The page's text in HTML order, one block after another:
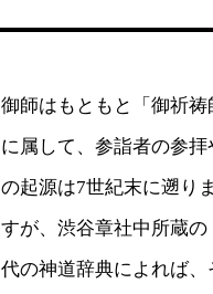
御師はもともと「御祈
に属して、参詣者の参
の起源は7世紀末に遡り
すが、渋谷章社中所蔵
代の神道辞典によれば